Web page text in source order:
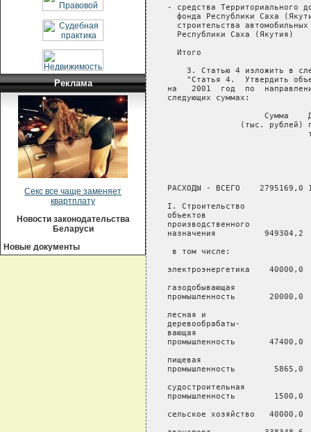
Реклама
Секс все чаще заменяет
квартплату
Новости законодательства
Беларуси
Новые документы